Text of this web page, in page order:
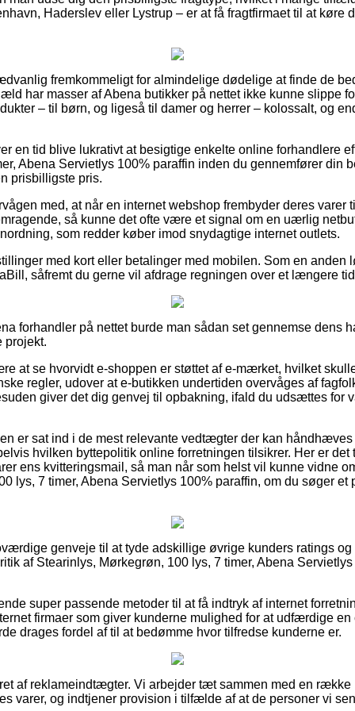
Haderslev eller Lystrup – er at få fragtfirmaet til at køre
fremkommeligt for almindelige dødelige at finde de
har masser af Abena butikker på nettet ikke kunne slippe
– til børn, og ligeså til damer og herrer – kolossalt, og
en tid blive lukrativt at besigtige enkelte online forhandlere
Abena Servietlys 100% paraffin inden du gennemfører din
prisbilligste pris.
med, at når en internet webshop frembyder deres varer
så kunne det ofte være et signal om en uærlig
som redder køber imod snydagtige internet outlets.
med kort eller betalinger med mobilen. Som en anden
såfremt du gerne vil afdrage regningen over et længere
forhandler på nettet burde man sådan set gennemse dens
projekt.
at se hvorvidt e-shoppen er støttet af e-mærket, hvilket
regler, udover at e-butikken undertiden overvåges af
giver det dig genvej til opbakning, ifald du udsættes for
er sat ind i de mest relevante vedtægter der kan
hvilken byttepolitik online forretningen tilsikrer. Her er det
ens kvitteringsmail, så man når som helst vil kunne vidne
lys, 7 timer, Abena Servietlys 100% paraffin, om du søger et
genveje til at tyde adskillige øvrige kunders ratings
af Stearinlys, Mørkegrøn, 100 lys, 7 timer, Abena
super passende metoder til at få indtryk af internet
firmaer som giver kunderne mulighed for at udfærdige en
drages fordel af til at bedømme hvor tilfredse kunderne er.
af reklameindtægter. Vi arbejder tæt sammen med en række
varer, og indtjener provision i tilfælde af at de personer vi